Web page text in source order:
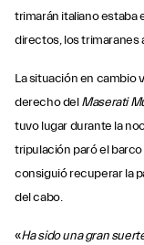
trimarán italiano estaba
directos, los trimaranes
La situación en cambio
derecho delMaserati
tuvo lugar durante la
tripulación paró el
consiguió recuperar la
del cabo.
«Ha sido una gran